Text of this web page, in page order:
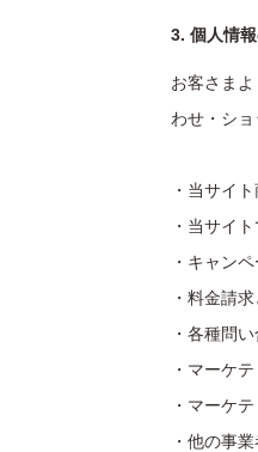
3. 個人情
お客さま
わせ・シ
・当サイ
・当サイ
・キャン
・料金請
・各種問
・マーケ
・マーケ
・他の事